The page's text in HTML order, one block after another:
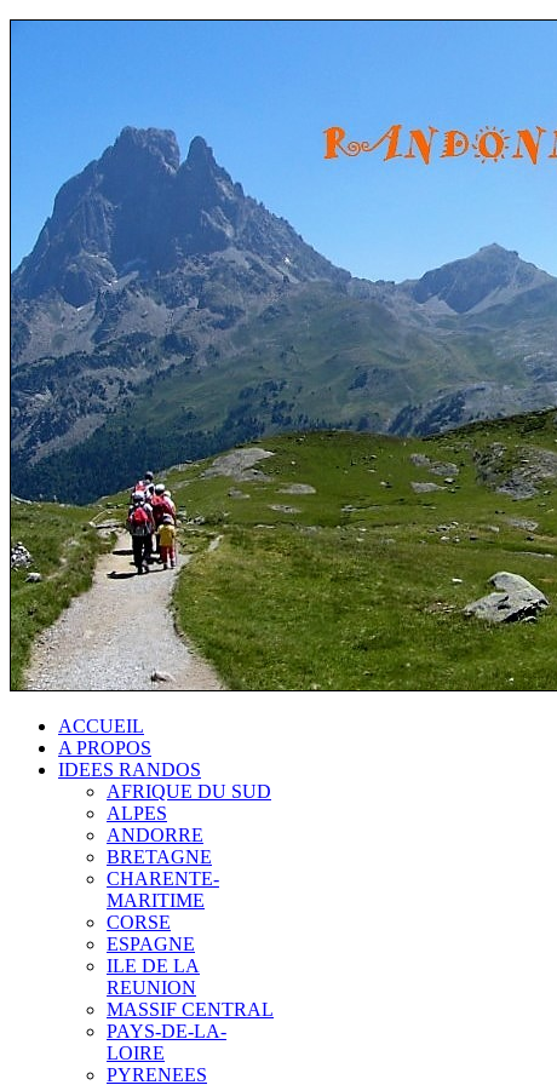
ACCUEIL
A PROPOS
IDEES RANDOS
AFRIQUE DU SUD
ALPES
ANDORRE
BRETAGNE
CHARENTE-
MARITIME
CORSE
ESPAGNE
ILE DE LA
REUNION
MASSIF CENTRAL
PAYS-DE-LA-
LOIRE
PYRENEES